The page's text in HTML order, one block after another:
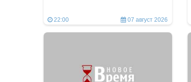
22:00 07 август 2026